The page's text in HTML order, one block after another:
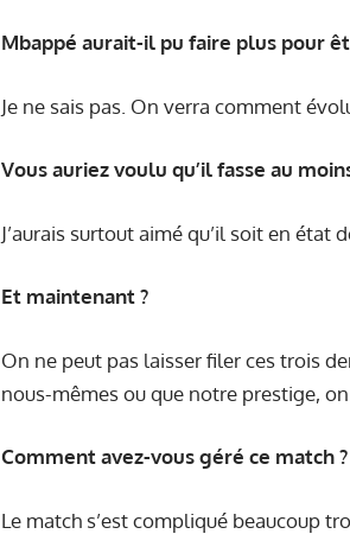
Mbappé aurait-il pu faire plus pour
Je ne sais pas. On verra comment
Vous auriez voulu qu’il fasse au
J’aurais surtout aimé qu’il soit en état
Et maintenant ?
On ne peut pas laisser filer ces trois
nous-mêmes ou que notre prestige,
Comment avez-vous géré ce match ?
Le match s’est compliqué beaucoup